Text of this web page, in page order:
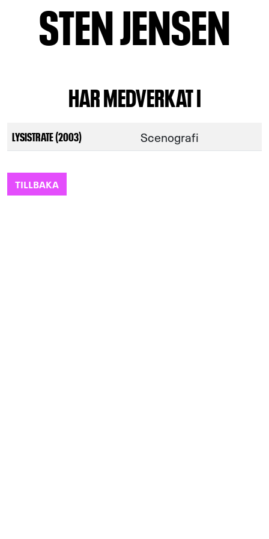
STEN JENSEN
HAR MEDVERKAT I
LYSISTRATE (2003) Scenografi
TILLBAKA